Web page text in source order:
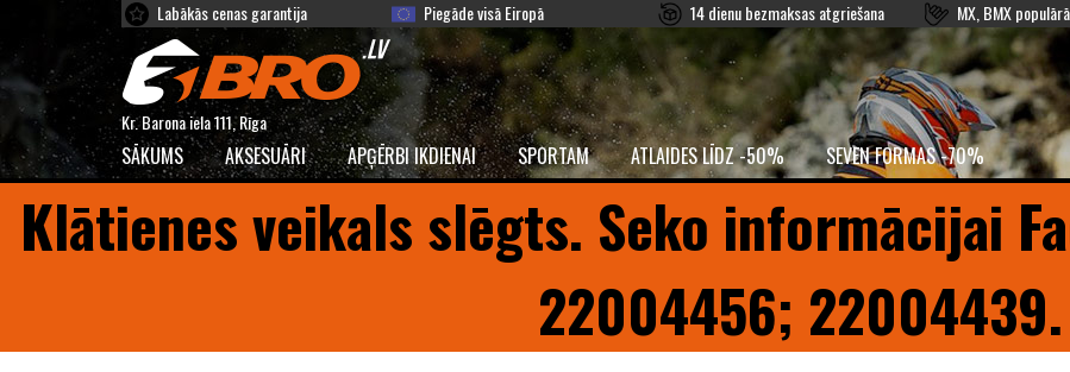
Labākās cenas garantija Piegāde visā Eiropā 14 dienu bezmaksas atgriešana MX, BMX
Kr. Barona iela 111, Rīga
SĀKUMS AKSESUĀRI APĢĒRBI IKDIENAI SPORTAM ATLAIDES LĪDZ -50% SEVEN FORMAS -70%
Klātienes veikals slēgts. Seko informācijai
22004456; 22004439.